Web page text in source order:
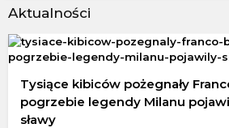
Aktualności
Tysiące kibiców pożegnały
pogrzebie legendy Milanu
sławy